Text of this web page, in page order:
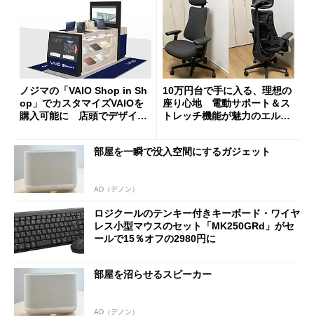
ノジマの「VAIO Shop in Sh
op」でカスタマイズVAIOを
購入可能に 店頭でデザイン
10万円台で手に入る、理想の
座り心地 電動サポート＆ス
トレッチ機能が魅力のエルゴ
部屋を一瞬で没入空間にするガジェット
AD（デノン）
ロジクールのテンキー付きキーボード・ワイヤ
レス小型マウスのセット「MK250GRd」がセ
ールで15％オフの2980円に
部屋を沼らせるスピーカー
AD（デノン）